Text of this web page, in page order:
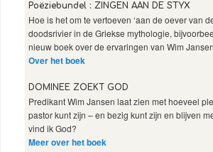
Poëziebundel : ZINGEN AAN DE STYX
Hoe is het om te vertoeven ‘aan de oever van
doodsrivier in de Griekse mythologie,
nieuw boek over de ervaringen van Wim
Over het boek
DOMINEE ZOEKT GOD
Predikant Wim Jansen laat zien met hoeveel
pastor kunt zijn – en bezig kunt zijn en blijven
vind ik God?
Meer over het boek